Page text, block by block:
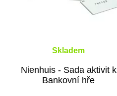
Skladem
Nienhuis - Sada aktivit k
Bankovní hře